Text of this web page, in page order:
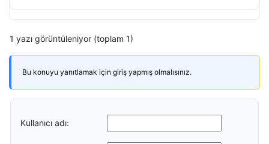
1 yazı görüntüleniyor (toplam 1)
Bu konuyu yanıtlamak için giriş yapmış olmalısınız.
Kullanıcı adı: